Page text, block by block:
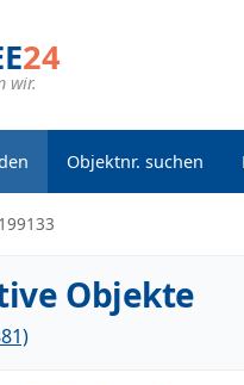
24
wir.
Objektnr. suchen
Objekte